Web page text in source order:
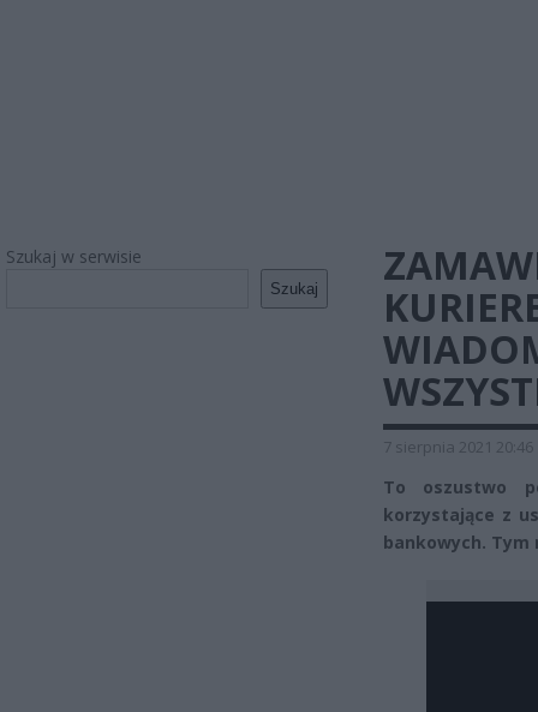
Szukaj w serwisie
Szukaj
7 sierpnia 2021 20:46
To oszustwo
korzystające z
bankowych. Tym